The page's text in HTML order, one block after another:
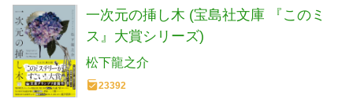
一次元の挿し木 (宝島社文庫 『このミ
ス』大賞シリーズ)
松下龍之介
23392